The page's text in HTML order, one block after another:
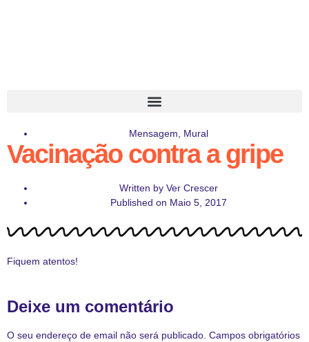
Mensagem Mural
Vacinação contra a gripe
Written byVer Crescer
Published on Maio 5, 2017
Fiquem atentos!
Deixe um comentário
O seu endereço de email não será publicado. Campos obrigatórios